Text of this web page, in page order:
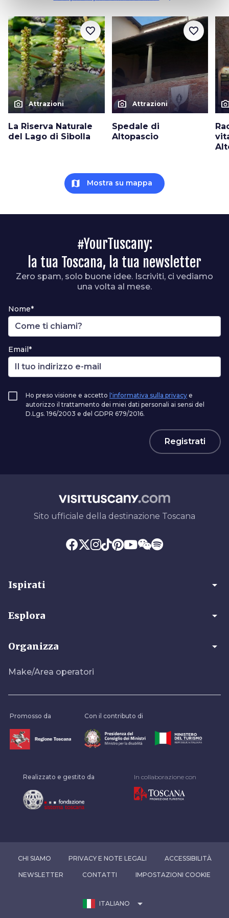
photo_camera Attrazioni
La Riserva Naturale
del Lago di Sibolla
favorite_border
photo_camera Attrazioni
Spedale di
Altopascio
favorite_border
map Mostra su mappa
#YourTuscany:
la tua Toscana, la tua newsletter
Zero spam, solo buone idee. Iscriviti, ci vediamo
una volta al mese.
Nome*
Email*
Ho preso visione e accetto l'informativa sulla privacy e
autorizzo il trattamento dei miei dati personali ai sensi del
D.Lgs. 196/2003 e del GDPR 679/2016.
Registrati
Sito ufficiale della destinazione Toscana
Ispirati arrow_drop_down
Esplora arrow_drop_down
Organizza arrow_drop_down
Make/Area operatori
Promosso da Con il contributo di
Realizzato e gestito da In collaborazione con
CHI SIAMO PRIVACY E NOTE LEGALI ACCESSIBILITÀ
NEWSLETTER CONTATTI IMPOSTAZIONI COOKIE
ITALIANO arrow_drop_down